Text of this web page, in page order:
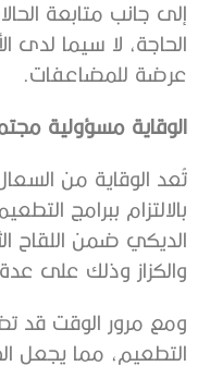
إلى جانب متابعة
الحاجة، لا سيما لدى
عرضة للمضاعفات.
الوقاية مسؤولية
تُعد الوقاية من
بالالتزام ببرامج
الديكي ضمن اللقاح
والكزاز وذلك على
ومع مرور الوقت قد
التطعيم، مما يجعل